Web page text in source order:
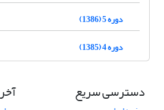
دوره 5 (1386)
دوره 4 (1385)
دسترسی سریع